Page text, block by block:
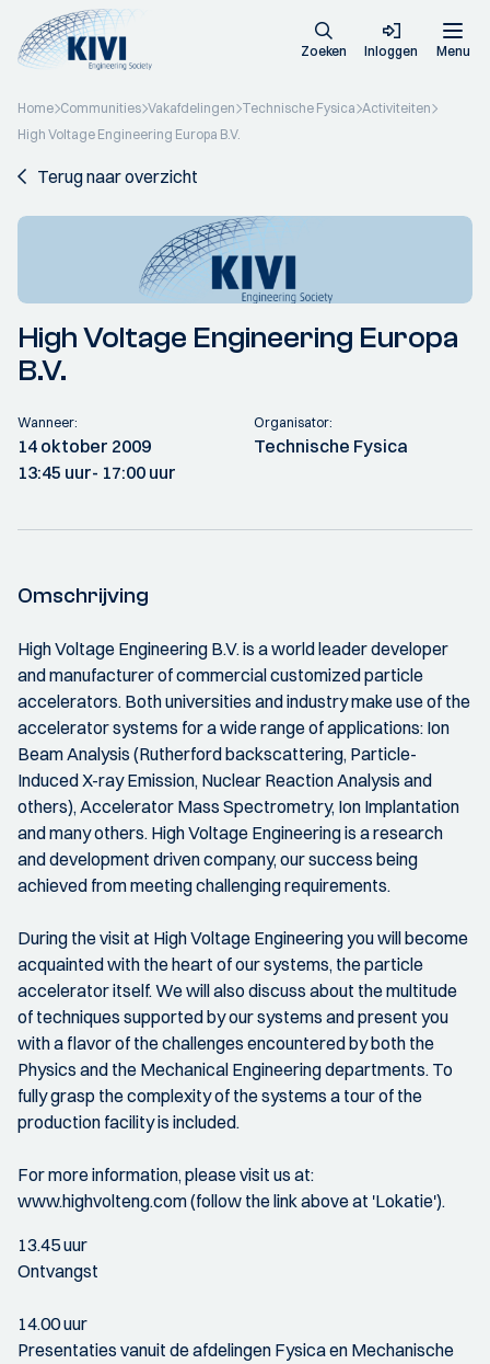
Zoeken Inloggen Menu
Home Communities Vakafdelingen Technische Fysica Activiteiten
High Voltage Engineering Europa B.V.
Terug naar overzicht
High Voltage Engineering Europa
B.V.
Wanneer:
14 oktober 2009
13:45 uur- 17:00 uur
Organisator:
Technische Fysica
Omschrijving
High Voltage Engineering B.V. is a world leader developer
and manufacturer of commercial customized particle
accelerators. Both universities and industry make use of the
accelerator systems for a wide range of applications: Ion
Beam Analysis (Rutherford backscattering, Particle-
Induced X-ray Emission, Nuclear Reaction Analysis and
others), Accelerator Mass Spectrometry, Ion Implantation
and many others. High Voltage Engineering is a research
and development driven company, our success being
achieved from meeting challenging requirements.
During the visit at High Voltage Engineering you will become
acquainted with the heart of our systems, the particle
accelerator itself. We will also discuss about the multitude
of techniques supported by our systems and present you
with a flavor of the challenges encountered by both the
Physics and the Mechanical Engineering departments. To
fully grasp the complexity of the systems a tour of the
production facility is included.
For more information, please visit us at:
www.highvolteng.com (follow the link above at 'Lokatie').
13.45 uur
Ontvangst
14.00 uur
Presentaties vanuit de afdelingen Fysica en Mechanische